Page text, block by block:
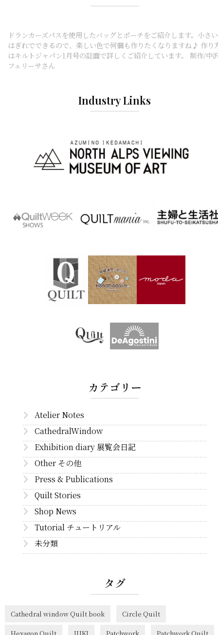
ドランカーズパスを使用したバッグとポーチをご紹介します。小さい
はぎれでできるので、楽しい色で何個も作りたくなりますね♪ 作り
はキルトジャパン1月号の誌面で詳しくご紹介しています。 制作/中
フェリーサさん
Industry Links
カテゴリー
Atelier Notes
CathedralWindow
Exhibition diary 展覧会日記
Other その他
Press & Publications
Quilt Stories
Shop News
Tutorial チュートリアル
未分類
タグ
Cathedral window Quilt book Circle Quilt